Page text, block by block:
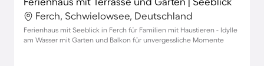
Ferch, Schwielowsee, Deutschland
Ferienhaus mit Seeblick in Ferch für Familien mit Haustieren - Idylle
am Wasser mit Garten und Balkon für unvergessliche Momente